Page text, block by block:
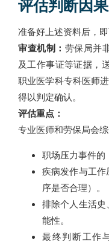
评估判断因
准备好上述资料后，
审查机制： 劳保局并
及工作事证等证据，
职业医学科专科医师
得以判定确认。
评估重点：
专业医师和劳保局会综
职场压力事件的
疾病发作与工
序是否合理）。
排除个人生活
能性。
最终判断工作